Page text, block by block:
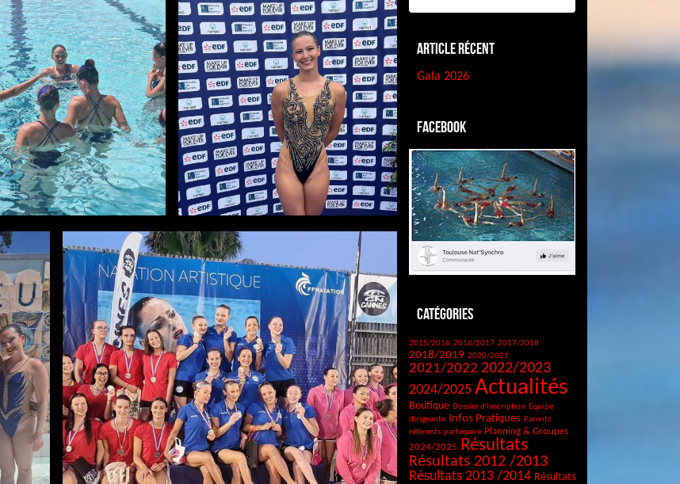
Article récent
Gala 2026
Facebook
Catégories
2015/2016 2016/2017 2017/2018
2018/2019 2020/2021
2021/2022 2022/2023
2024/2025 Actualités
Boutique Dossier d'inscription Equipe
dirigeante Infos Pratiques Parents
référents partenaire Planning & Groupes
2024/2025 Résultats
Résultats 2012 /2013
Résultats 2013 /2014 Résultats